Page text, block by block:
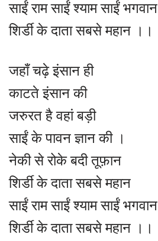
साईं राम साईं श्याम साईं भगवान
शिर्डी के दाता सबसे महान ।।
जहाँ चढ़े इंसान ही
काटते इंसान की
जरुरत है वहां बड़ी
साईं के पावन ज्ञान की ।
नेकी से रोके बदी तूफ़ान
शिर्डी के दाता सबसे महान
साईं राम साईं श्याम साईं भगवान
शिर्डी के दाता सबसे महान ।।